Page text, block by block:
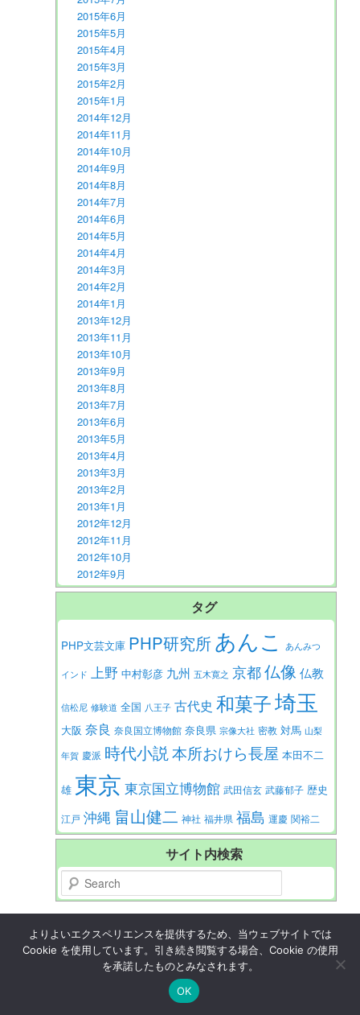
2015年6月
2015年5月
2015年4月
2015年3月
2015年2月
2015年1月
2014年12月
2014年11月
2014年10月
2014年9月
2014年8月
2014年7月
2014年6月
2014年5月
2014年4月
2014年3月
2014年2月
2014年1月
2013年12月
2013年11月
2013年10月
2013年9月
2013年8月
2013年7月
2013年6月
2013年5月
2013年4月
2013年3月
2013年2月
2013年1月
2012年12月
2012年11月
2012年10月
2012年9月
タグ
PHP文芸文庫 PHP研究所あんこ あんみつ
インド 上野 中村彰彦 九州 五木寛之 京都仏像 仏教
信松尼 修験道 全国 八王子 古代史 和菓子埼玉
大阪 奈良 奈良国立博物館 奈良県 宗像大社 密教 対馬 山梨
年賀 慶派 時代小説本所おけら長屋 本田不二
雄 東京 東京国立博物館 武田信玄 武藤郁子 歴史
江戸 沖縄 畠山健二 神社 福井県 福島 運慶 関裕二
サイト内検索
Search
Search
最近の投稿
2025年。新年のご挨拶
よりよいエクスペリエンスを提供するため、当ウェブサイトでは
Cookie を使用しています。引き続き閲覧する場合、Cookie の使用
を承諾したものとみなされます。
OK